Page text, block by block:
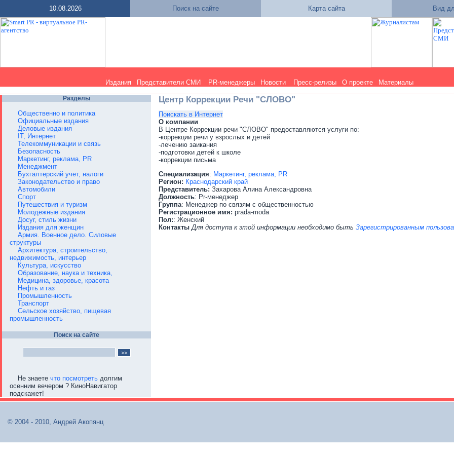
10.08.2026 Поиск на сайте Карта сайта Вид
Издания Представители СМИ PR-менеджеры Новости Пресс-релизы О проекте Материалы
Разделы
Общественно и политика
Официальные издания
Деловые издания
IT, Интернет
Телекоммуникации и связь
Безопасность
Маркетинг, реклама, PR
Менеджмент
Бухгалтерский учет, налоги
Законодательство и право
Автомобили
Спорт
Путешествия и туризм
Молодежные издания
Досуг, стиль жизни
Издания для женщин
Армия. Военное дело. Силовые
структуры
Архитектура, строительство,
недвижимость, интерьер
Культура, искусство
Образование, наука и техника,
Медицина, здоровье, красота
Нефть и газ
Промышленность
Транспорт
Сельское хозяйство, пищевая
промышленность
Поиск на сайте
Не знаете что посмотреть долгим
осенним вечером ? КиноНавигатор
подскажет!
Центр Коррекции Речи "СЛОВО"
Поискать в Интернет
О компании
В Центре Коррекции речи "СЛОВО" предоставляются услуги по:
-коррекции речи у взрослых и детей
-лечению заикания
-подготовки детей к школе
-коррекции письма
Специализация: Маркетинг, реклама, PR
Регион: Краснодарский край
Представитель: Захарова Алина Александровна
Должность: Pr-менеджер
Группа: Менеджер по связям с общественностью
Регистрационное имя: prada-moda
Пол:: Женский
Контакты Для доступа к этой информации необходимо быть Зарегистрированным
© 2004 - 2010, Андрей Акопянц